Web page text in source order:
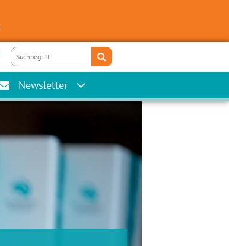
Newsletter